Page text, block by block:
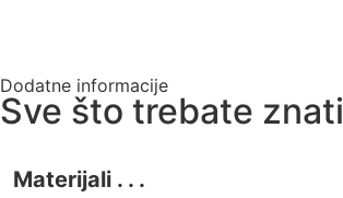
Dodatne informacije
Sve što trebate znati
Materijali . . .